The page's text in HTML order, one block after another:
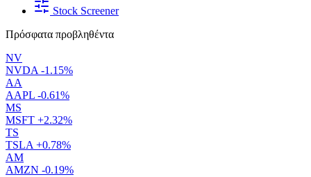
Stock Screener
Πρόσφατα προβληθέντα
NV
NVDA -1.15%
AA
AAPL -0.61%
MS
MSFT +2.32%
TS
TSLA +0.78%
AM
AMZN -0.19%